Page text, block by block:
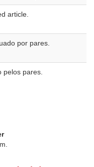
article.
por pares.
pelos pares.